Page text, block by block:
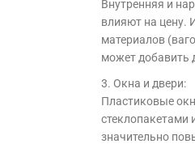
Внутренняя и
влияют на цену.
материалов
может добавить
3. Окна и двери:
Пластиковые
стеклопакетами
значительно